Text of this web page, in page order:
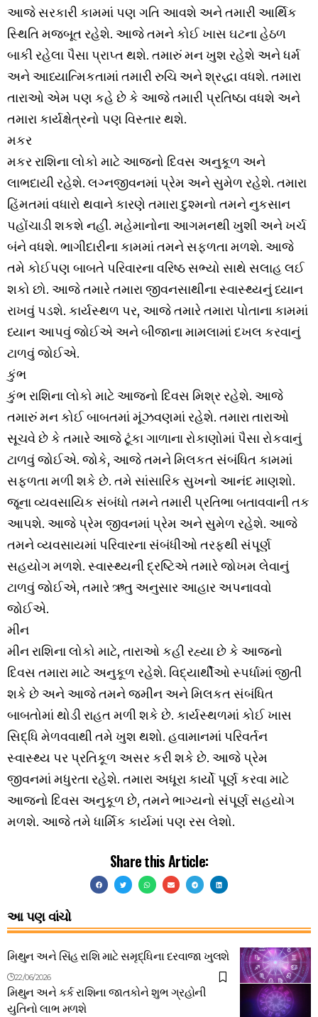
આજે સરકારી કામમાં પણ ગતિ આવશે અને તમારી આર્થિક
સ્થિતિ મજબૂત રહેશે. આજે તમને કોઈ ખાસ ઘટના હેઠળ
બાકી રહેલા પૈસા પ્રાપ્ત થશે. તમારું મન ખુશ રહેશે અને ધર્મ
અને આધ્યાત્મિકતામાં તમારી રુચિ અને શ્રદ્ધા વધશે. તમારા
તારાઓ એમ પણ કહે છે કે આજે તમારી પ્રતિષ્ઠા વધશે અને
તમારા કાર્યક્ષેત્રનો પણ વિસ્તાર થશે.
મકર
મકર રાશિના લોકો માટે આજનો દિવસ અનુકૂળ અને
લાભદાયી રહેશે. લગ્નજીવનમાં પ્રેમ અને સુમેળ રહેશે. તમારા
હિંમતમાં વધારો થવાને કારણે તમારા દુશ્મનો તમને નુકસાન
પહોંચાડી શકશે નહીં. મહેમાનોના આગમનથી ખુશી અને ખર્ચ
બંને વધશે. ભાગીદારીના કામમાં તમને સફળતા મળશે. આજે
તમે કોઈપણ બાબતે પરિવારના વરિષ્ઠ સભ્યો સાથે સલાહ લઈ
શકો છો. આજે તમારે તમારા જીવનસાથીના સ્વાસ્થ્યનું ધ્યાન
રાખવું પડશે. કાર્યસ્થળ પર, આજે તમારે તમારા પોતાના કામમાં
ધ્યાન આપવું જોઈએ અને બીજાના મામલામાં દખલ કરવાનું
ટાળવું જોઈએ.
કુંભ
કુંભ રાશિના લોકો માટે આજનો દિવસ મિશ્ર રહેશે. આજે
તમારું મન કોઈ બાબતમાં મૂંઝવણમાં રહેશે. તમારા તારાઓ
સૂચવે છે કે તમારે આજે ટૂંકા ગાળાના રોકાણોમાં પૈસા રોકવાનું
ટાળવું જોઈએ. જોકે, આજે તમને મિલકત સંબંધિત કામમાં
સફળતા મળી શકે છે. તમે સાંસારિક સુખનો આનંદ માણશો.
જૂના વ્યવસાયિક સંબંધો તમને તમારી પ્રતિભા બતાવવાની તક
આપશે. આજે પ્રેમ જીવનમાં પ્રેમ અને સુમેળ રહેશે. આજે
તમને વ્યવસાયમાં પરિવારના સંબંધીઓ તરફથી સંપૂર્ણ
સહયોગ મળશે. સ્વાસ્થ્યની દ્રષ્ટિએ તમારે જોખમ લેવાનું
ટાળવું જોઈએ, તમારે ઋતુ અનુસાર આહાર અપનાવવો
જોઈએ.
મીન
મીન રાશિના લોકો માટે, તારાઓ કહી રહ્યા છે કે આજનો
દિવસ તમારા માટે અનુકૂળ રહેશે. વિદ્યાર્થીઓ સ્પર્ધામાં જીતી
શકે છે અને આજે તમને જમીન અને મિલકત સંબંધિત
બાબતોમાં થોડી રાહત મળી શકે છે. કાર્યસ્થળમાં કોઈ ખાસ
સિદ્ધિ મેળવવાથી તમે ખુશ થશો. હવામાનમાં પરિવર્તન
સ્વાસ્થ્ય પર પ્રતિકૂળ અસર કરી શકે છે. આજે પ્રેમ
જીવનમાં મધુરતા રહેશે. તમારા અધૂરા કાર્યો પૂર્ણ કરવા માટે
આજનો દિવસ અનુકૂળ છે, તમને ભાગ્યનો સંપૂર્ણ સહયોગ
મળશે. આજે તમે ધાર્મિક કાર્યમાં પણ રસ લેશો.
Share this Article:
આ પણ વાંચો
મિથુન અને સિંહ રાશિ માટે સમૃદ્ધિના દરવાજા ખુલશે
22/06/2026
મિથુન અને કર્ક રાશિના જાતકોને શુભ ગ્રહોની
યુતિનો લાભ મળશે